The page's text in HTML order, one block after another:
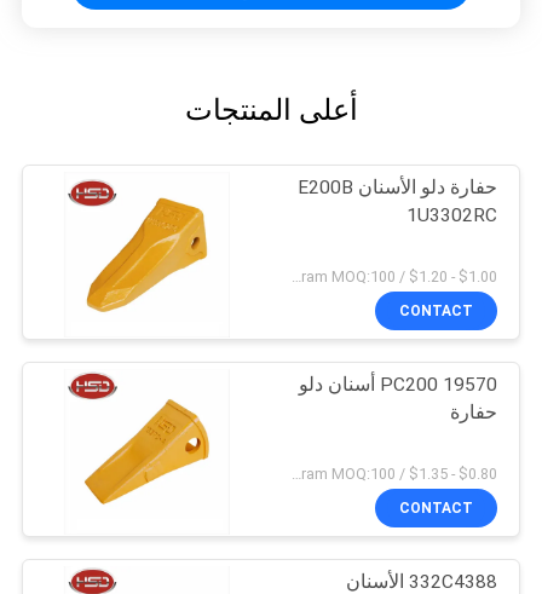
أعلى المنتجات
حفارة دلو الأسنان E200B
1U3302RC
$1.00 - $1.20 / Kilogram MOQ:100 كيلوغرام / كيلوغرام
CONTACT
PC200 19570 أسنان دلو
حفارة
CONTACT
332C4388 الأسنان